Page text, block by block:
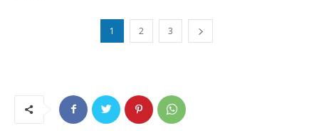
1 2 3